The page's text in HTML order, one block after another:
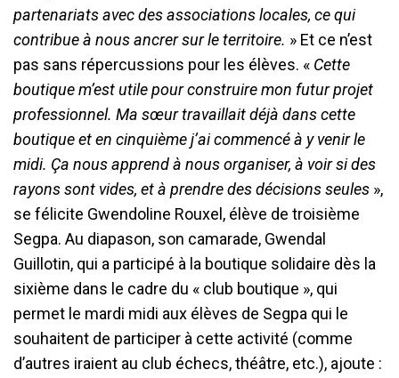
partenariats avec des associations locales, ce qui
contribue à nous ancrer sur le territoire. » Et ce n’est
pas sans répercussions pour les élèves. « Cette
boutique m’est utile pour construire mon futur projet
professionnel. Ma sœur travaillait déjà dans cette
boutique et en cinquième j’ai commencé à y venir le
midi. Ça nous apprend à nous organiser, à voir si des
rayons sont vides, et à prendre des décisions seules »,
se félicite Gwendoline Rouxel, élève de troisième
Segpa. Au diapason, son camarade, Gwendal
Guillotin, qui a participé à la boutique solidaire dès la
sixième dans le cadre du « club boutique », qui
permet le mardi midi aux élèves de Segpa qui le
souhaitent de participer à cette activité (comme
d’autres iraient au club échecs, théâtre, etc.), ajoute :